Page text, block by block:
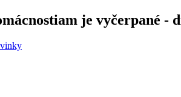
je vyčerpané -